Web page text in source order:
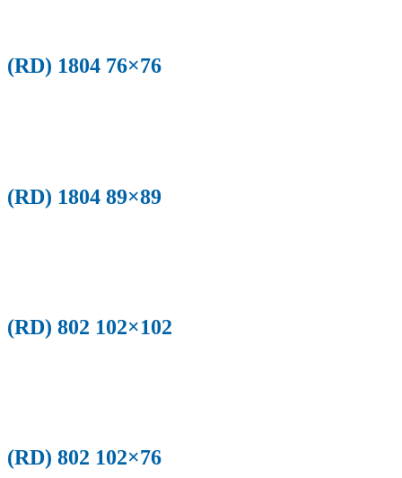
(RD) 1804 76×76
(RD) 1804 89×89
(RD) 802 102×102
(RD) 802 102×76